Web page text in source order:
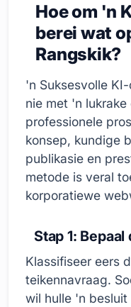
Hoe om 'n
berei wat
Rangskik?
'n Suksesvolle
nie met 'n
professionele
konsep, kundige
publikasie en
metode is veral
korporatiewe
Stap 1:
Klassifiseer eers
teikennavraag.
wil hulle 'n